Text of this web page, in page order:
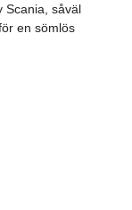
Scania, såväl
en sömlös